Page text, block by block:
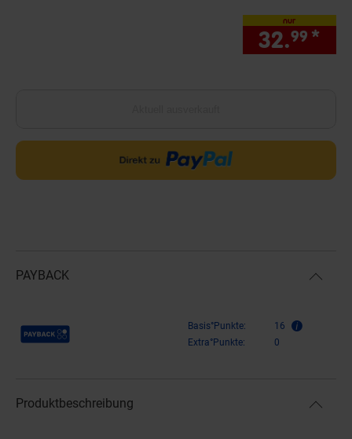
nur
32.99 *
PAYBACK
Payback Punkte Basis°Punkte:
16
Extra°Punkte:
0
Produktbeschreibung